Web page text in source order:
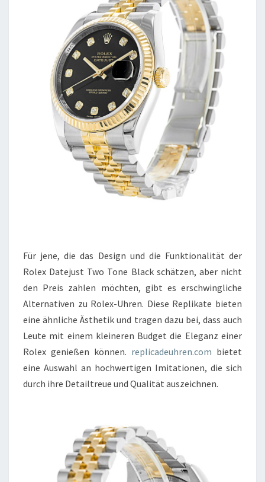
Für jene, die das Design und die Funktionalität der
Rolex Datejust Two Tone Black schätzen, aber nicht
den Preis zahlen möchten, gibt es erschwingliche
Alternativen zu Rolex-Uhren. Diese Replikate bieten
eine ähnliche Ästhetik und tragen dazu bei, dass auch
Leute mit einem kleineren Budget die Eleganz einer
Rolex genießen können. replicadeuhren.com bietet
eine Auswahl an hochwertigen Imitationen, die sich
durch ihre Detailtreue und Qualität auszeichnen.